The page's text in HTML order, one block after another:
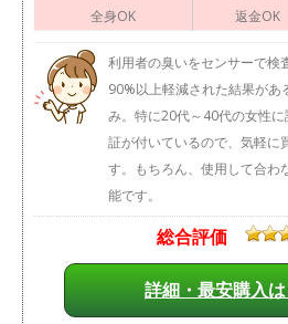
全身OK
返金OK
利用者の臭いをセンサーで検
90%以上軽減された結果があ
み。特に20代～40代の女性
証が付いているので、気軽に
す。もちろん、使用して合わ
能です。
総合評価
詳細・最安購入